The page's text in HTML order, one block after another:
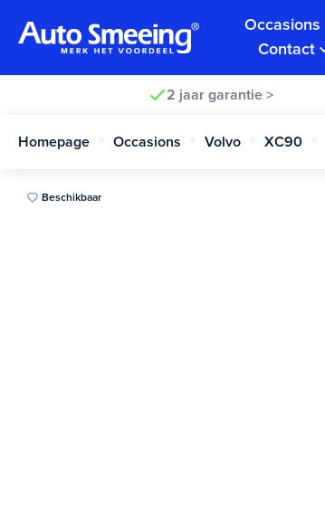
Occasions
Contact
2 jaar garantie >
Homepage Occasions Volvo XC90
Beschikbaar